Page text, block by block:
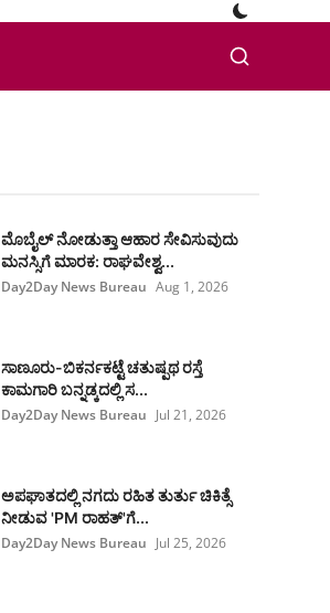
ಮೊಬೈಲ್ ನೋಡುತ್ತಾ ಆಹಾರ ಸೇವಿಸುವುದು
ಮನಸ್ಸಿಗೆ ಮಾರಕ: ರಾಘವೇಶ್ವ...
Day2Day News Bureau Aug 1, 2026
ಸಾಣೂರು-ಬಿಕರ್ನಕಟ್ಟೆ ಚತುಷ್ಪಥ ರಸ್ತೆ
ಕಾಮಗಾರಿ ಬನ್ನಡ್ಕದಲ್ಲಿ ಸ...
Day2Day News Bureau Jul 21, 2026
ಅಪಘಾತದಲ್ಲಿ ನಗದು ರಹಿತ ತುರ್ತು ಚಿಕಿತ್ಸೆ
ನೀಡುವ 'PM ರಾಹತ್'ಗೆ...
Day2Day News Bureau Jul 25, 2026